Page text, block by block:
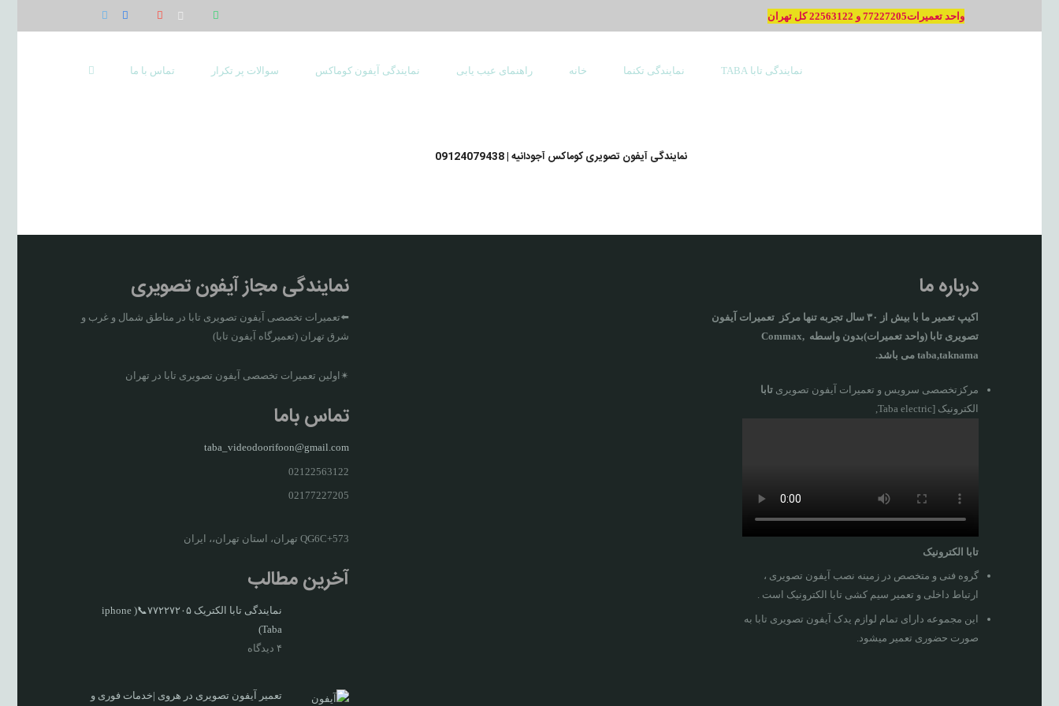
واحد تعمیرات77227205 و 22563122 کل تهران
نمایندگی تابا TABA نمایندگی تکنما خانه راهنمای عیب یابی نمایندگی آیفون کوماکس سوالات پر تکرار تماس با ما
نمایندگی آیفون تصویری کوماکس آجودانیه | 09124079438
درباره ما
اکیپ تعمیر ما با بيش از ۳۰ سال تجربه تنها مركز تعمیرات آيفون
تصويری تابا (واحد تعمیرات)بدون واسطه Commax,
taba,taknama می باشد.
مرکزتخصصی سرویس و تعمیرات آیفون تصویری تابا
الکترونیک [Taba electric,
تابا الکترونیک
گروه فنی و متخصص در زمینه نصب آیفون تصویری ،
ارتباط داخلی و تعمیر سیم کشی تابا الکترونیک است .
این مجموعه دارای تمام لوازم یدک آیفون تصویری تابا به
صورت حضوری تعمیر میشود.
نمایندگی مجاز آیفون تصویری
⬅️تعمیرات تخصصی آیفون تصویری تابا در مناطق شمال و غرب و
شرق تهران (تعمیرگاه آیفون تابا)
✴اولین تعمیرات تخصصی آیفون تصویری تابا در تهران
تماس باما
taba_videodoorifoon@gmail.com
02122563122
02177227205
QG6C+573 تهران، استان تهران،، ایران
آخرین مطالب
نمایندگی تابا الکتریک ۷۷۲۲۷۲۰۵📞( iphone
Taba)
۴ دیدگاه
تعمیر آیفون تصویری در هروی |خدمات فوری و